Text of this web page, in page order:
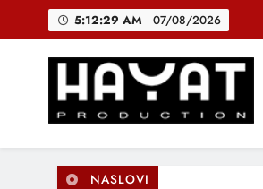
5:12:29 AM 07/08/2026
Hayat Production
Promocija domaće muzike
NASLOVI